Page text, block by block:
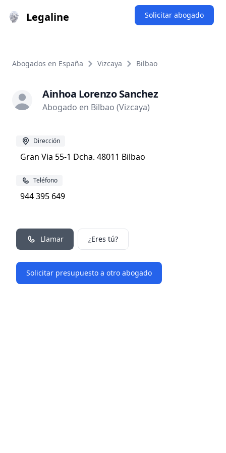
Legaline Solicitar abogado
Abogados en España Vizcaya Bilbao
Ainhoa Lorenzo Sanchez
Abogado en Bilbao (Vizcaya)
Dirección
Gran Via 55-1 Dcha. 48011 Bilbao
Teléfono
944 395 649
Llamar ¿Eres tú?
Solicitar presupuesto a otro abogado